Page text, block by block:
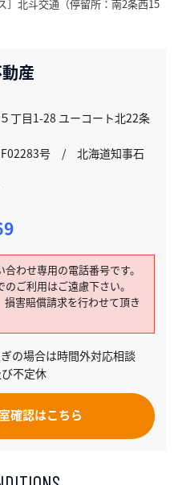
］北斗交通（停留所：南2条西15
産
丁目1-28 ユーコート北22条
F02283号 / 北海道知事石
わせ専用の電話番号です。
ご利用はご遠慮下さい。
害賠償請求を行わせて頂き
の場合は時間外対応相談
不定休
確認はこちら